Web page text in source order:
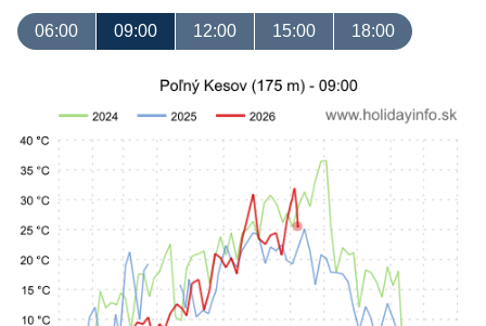
06:00 09:00 12:00 15:00 18:00